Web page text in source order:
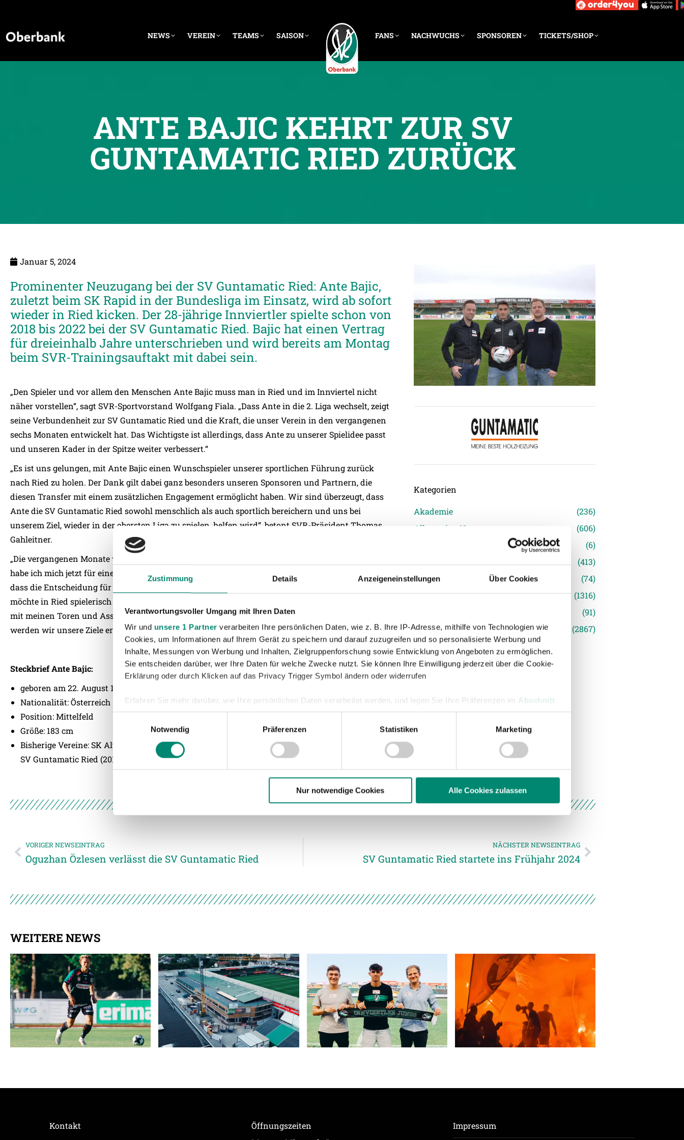
Zustimmung Details Anzeigeneinstellungen Über Cookies
Verantwortungsvoller Umgang mit Ihren Daten
Wir und unsere 1 Partner verarbeiten Ihre persönlichen Daten, wie z. B. Ihre IP-Adresse, mithilfe von Technologien wie
Cookies, um Informationen auf Ihrem Gerät zu speichern und darauf zuzugreifen und so personalisierte Werbung und
Inhalte, Messungen von Werbung und Inhalten, Zielgruppenforschung sowie Entwicklung von Angeboten zu ermöglichen.
Sie entscheiden darüber, wer Ihre Daten für welche Zwecke nutzt. Sie können Ihre Einwilligung jederzeit über die Cookie-
Erklärung oder durch Klicken auf das Privacy Trigger Symbol ändern oder widerrufen
Erfahren Sie mehr darüber, wie Ihre persönlichen Daten verarbeitet werden, und legen Sie Ihre Präferenzen im Abschnitt
Einzelheitenfest.
und die Zugriffe auf unsere Website zu analysieren. Außerdem geben wir Informationen zu Ihrer Verwendung unserer
Notwendig
Präferenzen Statistiken Marketing
Nur notwendige Cookies Alle Cookies zulassen
NEWS VEREIN TEAMS SAISON FANS NACHWUCHS SPONSOREN TICKETS/SHOP
ANTE BAJIC KEHRT ZUR SV
GUNTAMATIC RIED ZURÜCK
Januar 5, 2024
Prominenter Neuzugang bei der SV Guntamatic Ried: Ante Bajic,
zuletzt beim SK Rapid in der Bundesliga im Einsatz, wird ab sofort
wieder in Ried kicken. Der 28-jährige Innviertler spielte schon von
2018 bis 2022 bei der SV Guntamatic Ried. Bajic hat einen Vertrag
für dreieinhalb Jahre unterschrieben und wird bereits am Montag
beim SVR-Trainingsauftakt mit dabei sein.
„Den Spieler und vor allem den Menschen Ante Bajic muss man in Ried und im Innviertel nicht
näher vorstellen“, sagt SVR-Sportvorstand Wolfgang Fiala. „Dass Ante in die 2. Liga wechselt, zeigt
seine Verbundenheit zur SV Guntamatic Ried und die Kraft, die unser Verein in den vergangenen
sechs Monaten entwickelt hat. Das Wichtigste ist allerdings, dass Ante zu unserer Spielidee passt
und unseren Kader in der Spitze weiter verbessert.“
„Es ist uns gelungen, mit Ante Bajic einen Wunschspieler unserer sportlichen Führung zurück
nach Ried zu holen. Der Dank gilt dabei ganz besonders unseren Sponsoren und Partnern, die
diesen Transfer mit einem zusätzlichen Engagement ermöglicht haben. Wir sind überzeugt, dass
Ante die SV Guntamatic Ried sowohl menschlich als auch sportlich bereichern und uns bei
unserem Ziel, wieder in der obersten Liga zu spielen, helfen wird“, betont SVR-Präsident Thomas
Gahleitner.
„Die vergangenen Monate waren nicht einfach für mich. Ich hatte wenige Einsätze und deshalb
habe ich mich jetzt für einen Wechsel entschieden“, erklärt Ante Bajic. „Mein Bauchgefühl sagt mir,
dass die Entscheidung für die SV Guntamatic Ried die richtige ist. Ich kenne den Verein und
möchte in Ried spielerisch wieder dorthin zurückkommen, wo ich schon war, und der Mannschaft
mit meinen Toren und Assists weiterhelfen. Wenn wir im Verein alle zusammenhalten, dann
werden wir unsere Ziele erreichen. Ich freue mich jetzt sehr auf die Rückkehr nach Ried.“
Steckbrief Ante Bajic:
geboren am 22. August 1995 in Braunau
Nationalität: Österreich
Position: Mittelfeld
Größe: 183 cm
Bisherige Vereine: SK Altheim (2002-06), Wacker Burghausen (2006-14), Union Gurten (2014-18),
SV Guntamatic Ried (2018-22), SK Rapid (2022-24), SV Guntamatic Ried (ab 2024)
Kategorien
Akademie
(236)
Allgemeine News
(606)
(6)
(413)
Nachwuchs
(74)
Profis
(1316)
(91)
Unkategorisiert
(2867)
VORIGER NEWSEINTRAG
Oguzhan Özlesen verlässt die SV Guntamatic Ried
NÄCHSTER NEWSEINTRAG
SV Guntamatic Ried startete ins Frühjahr 2024
WEITERE NEWS
Kontakt
Öffnungszeiten
Impressum